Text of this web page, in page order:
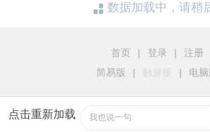
点击重新加载 我也说一句
数据加载中，请稍
首页 | 登录 |
注册
简易版
| 触屏版 | 电脑